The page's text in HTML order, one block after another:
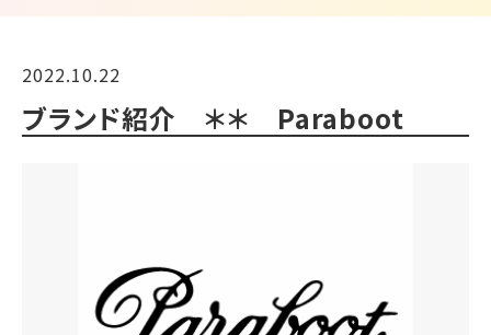
2022.10.22
ブランド紹介 ＊＊ Paraboot